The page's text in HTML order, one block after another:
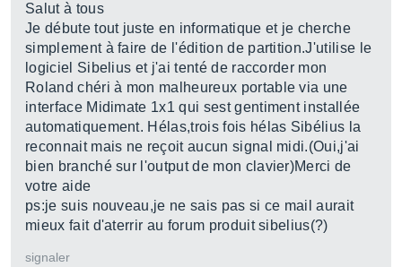
Salut à tous
Je débute tout juste en informatique et je cherche
simplement à faire de l'édition de partition.J'utilise le
logiciel Sibelius et j'ai tenté de raccorder mon
Roland chéri à mon malheureux portable via une
interface Midimate 1x1 qui sest gentiment installée
automatiquement. Hélas,trois fois hélas Sibélius la
reconnait mais ne reçoit aucun signal midi.(Oui,j'ai
bien branché sur l'output de mon clavier)Merci de
votre aide
ps:je suis nouveau,je ne sais pas si ce mail aurait
mieux fait d'aterrir au forum produit sibelius(?)
signaler